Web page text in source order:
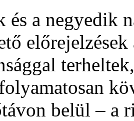
és a negyedik
belül – a